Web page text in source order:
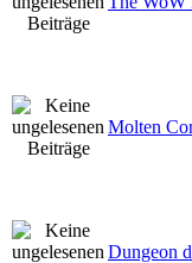
Molten
Dungeon